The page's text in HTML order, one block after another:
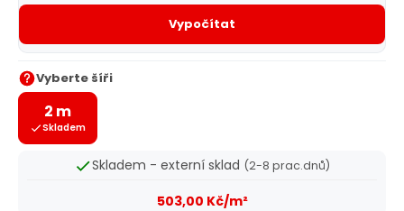
Vypočítat
Vyberte šíři
2 m
Skladem
Skladem - externí sklad (2-8 prac.dnů)
503,00 Kč/m²